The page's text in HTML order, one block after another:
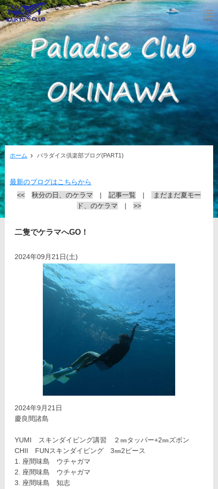
ホーム パラダイス倶楽部ブログ(PART1)
最新のブログはこちらから
<<
秋分の日、のケラマ | 記事一覧 |
まだまだ夏モー
ド、のケラマ | >>
二隻でケラマへGO！
2024年09月21日(土)
2024年9月21日
慶良間諸島
YUMI スキンダイビング講習 ２㎜タッパー+2㎜ズボン
CHII FUNスキンダイビング 3㎜2ピース
座間味島 ウチャガマ
座間味島 ウチャガマ
座間味島 知志